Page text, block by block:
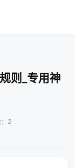
则_专用神
2